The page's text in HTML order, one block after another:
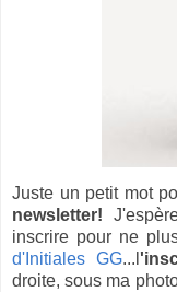
Juste un petit mot
newsletter!
inscrire pour ne
d'Initiales GG...l
droite, sous ma